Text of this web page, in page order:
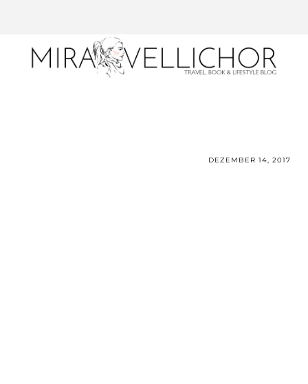
DEZEMBER 14, 2017